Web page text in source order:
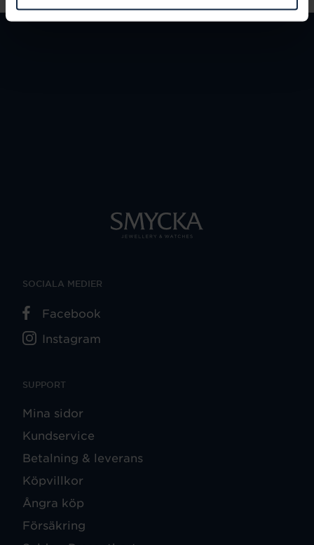
SUPPORT
Mina sidor
Kundservice
Betalning & leverans
Köpvillkor
Ångra köp
Försäkring
SOCIALA MEDIER
Facebook
Instagram